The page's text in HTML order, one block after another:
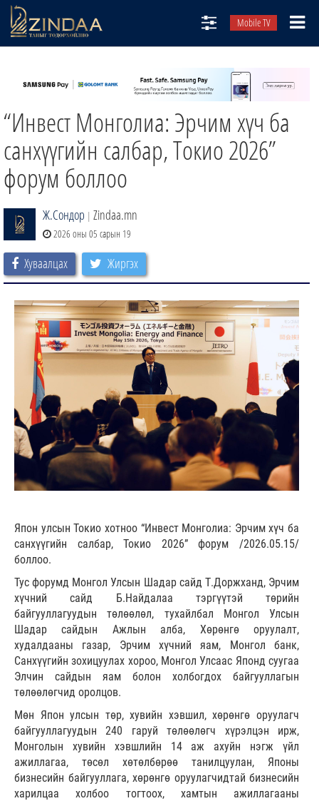
Mobile TV
ТВ8
ӨГЛӨӨНИЙ СОНИН
ЗИНДАА СЭТГҮҮЛ
“Инвест Монголиа: Эрчим хүч ба
санхүүгийн салбар, Токио 2026”
форум боллоо
Ж.Сондор | Zindaa.mn
2026 оны 05 сарын 19
Хуваалцах Жиргэх
Япон улсын Токио хотноо “Инвест Монголиа: Эрчим хүч ба
санхүүгийн салбар, Токио 2026” форум /2026.05.15/
боллоо.
Тус форумд Монгол Улсын Шадар сайд Т.Доржханд, Эрчим
хүчний сайд Б.Найдалаа тэргүүтэй төрийн
байгууллагуудын төлөөлөл, тухайлбал Монгол Улсын
Шадар сайдын Ажлын алба, Хөрөнгө оруулалт,
худалдааны газар, Эрчим хүчний яам, Монгол банк,
Санхүүгийн зохицуулах хороо, Монгол Улсаас Японд суугаа
Элчин сайдын яам болон холбогдох байгууллагын
төлөөлөгчид оролцов.
Мөн Япон улсын төр, хувийн хэвшил, хөрөнгө оруулагч
байгууллагуудын 240 гаруй төлөөлөгч хүрэлцэн ирж,
Монголын хувийн хэвшлийн 14 аж ахуйн нэгж үйл
ажиллагаа, төсөл хөтөлбөрөө танилцуулан, Японы
бизнесийн байгууллага, хөрөнгө оруулагчидтай бизнесийн
харилцаа холбоо тогтоох, хамтын ажиллагааны